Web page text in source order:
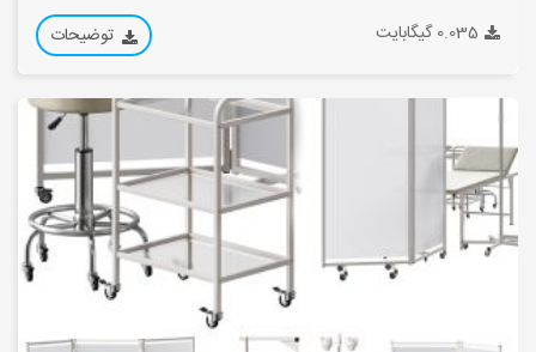
0.035 گیگابایت توضیحات